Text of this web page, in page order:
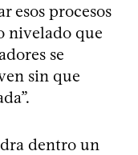
esos procesos
nivelado que
se
sin que
dentro un